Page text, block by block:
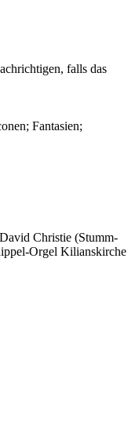
falls das
Fantasien;
Christie (Stumm-
Orgel Kilianskirche